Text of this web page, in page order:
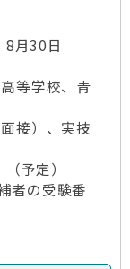
月30日
等学校、青
接）、実技
予定）
者の受験番